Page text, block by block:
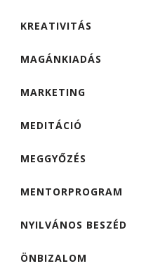
KREATIVITÁS
MAGÁNKIADÁS
MARKETING
MEDITÁCIÓ
MEGGYŐZÉS
MENTORPROGRAM
NYILVÁNOS BESZÉD
ÖNBIZALOM